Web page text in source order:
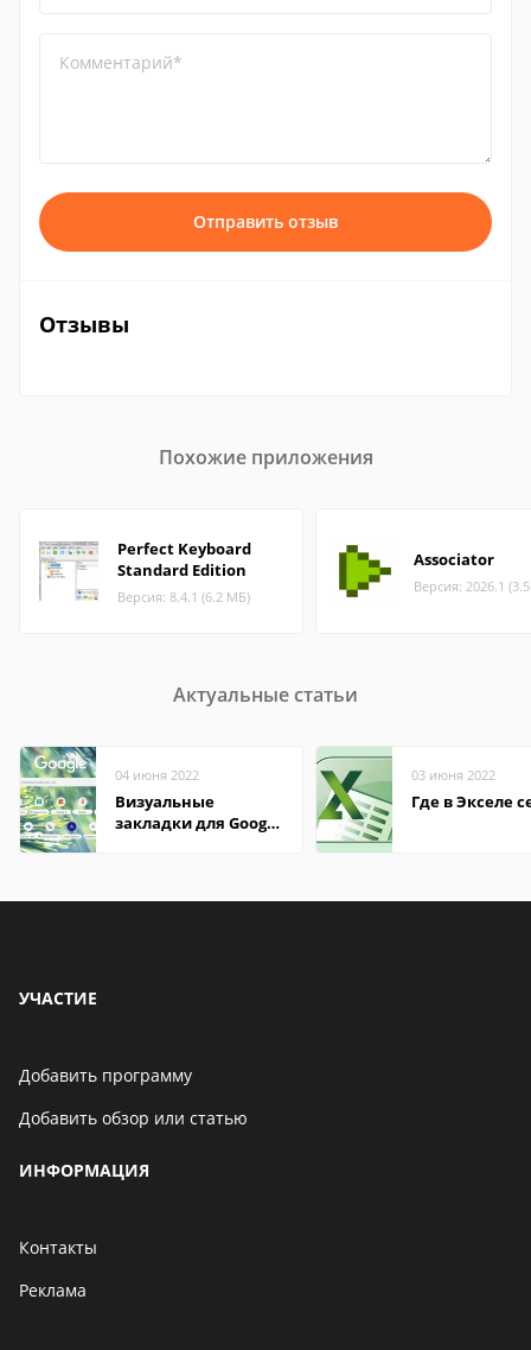
Комментарий*
Отправить отзыв
Отзывы
Похожие приложения
Perfect Keyboard
Standard Edition
Версия: 8.4.1 (6.2 МБ)
Associator
Версия: 2026.1
Актуальные статьи
04 июня 2022
Визуальные
закладки для Google
03 июня 2022
Где в Экселе
УЧАСТИЕ
Добавить программу
Добавить обзор или статью
ИНФОРМАЦИЯ
Контакты
Реклама